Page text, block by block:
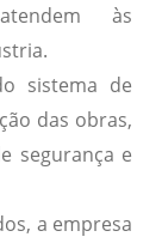
às
sistema de
das obras,
segurança e
a empresa